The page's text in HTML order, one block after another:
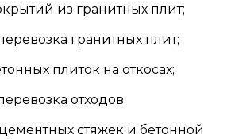
из гранитных плит;
гранитных плит;
плиток на откосах;
отходов;
стяжек и бетонной